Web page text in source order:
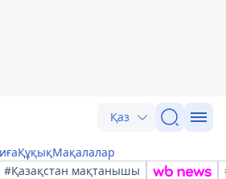
Қаз
ҚұқықМақалалар
#Қазақстан мақтанышы